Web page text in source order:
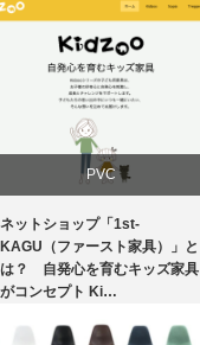
建築
椅子
PVC
学習椅子
ネットショップ「1st-
KAGU（ファースト家具）」と
は？ 自発心を育むキッズ家具
がコンセプト Ki…